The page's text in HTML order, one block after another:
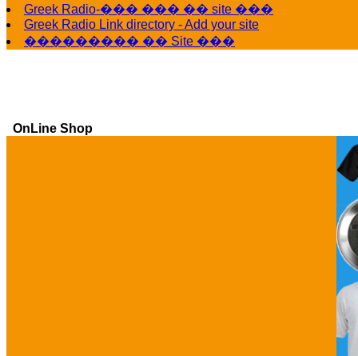
Greek Radio-��� ��� �� site ���
Greek Radio Link directory - Add your site
��������� �� Site ���
OnLine Shop